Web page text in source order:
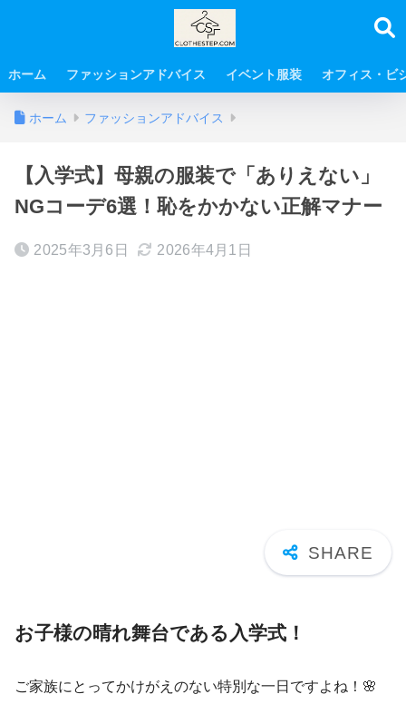
ホーム ファッションアドバイス イベント服装 オフィス・ビ
ホーム ファッションアドバイス
【入学式】母親の服装で「ありえない」
NGコーデ6選！恥をかかない正解マナー
2025年3月6日 2026年4月1日
お子様の晴れ舞台である入学式！
ご家族にとってかけがえのない特別な一日ですよね！🌸